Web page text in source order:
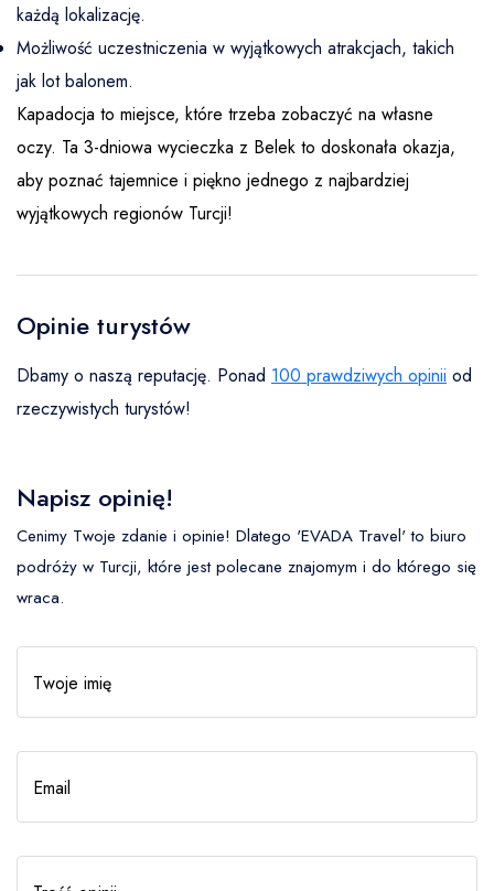
każdą lokalizację.
Możliwość uczestniczenia w wyjątkowych atrakcjach, takich
jak lot balonem.
Kapadocja to miejsce, które trzeba zobaczyć na własne
oczy. Ta 3-dniowa wycieczka z Belek to doskonała okazja,
aby poznać tajemnice i piękno jednego z najbardziej
wyjątkowych regionów Turcji!
Opinie turystów
Dbamy o naszą reputację. Ponad 100 prawdziwych opinii od
rzeczywistych turystów!
Napisz opinię!
Cenimy Twoje zdanie i opinie! Dlatego 'EVADA Travel' to biuro
podróży w Turcji, które jest polecane znajomym i do którego się
wraca.
Twoje imię
Email